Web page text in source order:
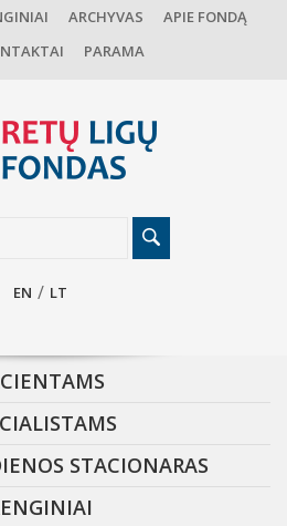
ARCHYVAS
APIE FONDĄ
PARAMA
EN LT
STACIONARAS